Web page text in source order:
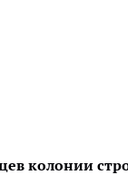
колонии